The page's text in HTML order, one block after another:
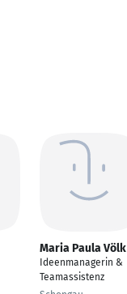
Maria Paula Völk
Ideenmanagerin &
Teamassistenz